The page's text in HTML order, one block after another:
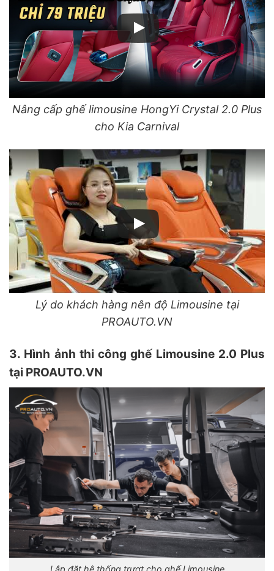
Nâng cấp ghế limousine HongYi Crystal 2.0 Plus
cho Kia Carnival
Lý do khách hàng nên độ Limousine tại
PROAUTO.VN
3. Hình ảnh thi công ghế Limousine 2.0 Plus
tại PROAUTO.VN
Lắp đặt hệ thống trượt cho ghế Limousine